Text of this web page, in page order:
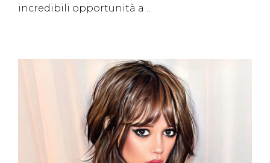
incredibili opportunità a